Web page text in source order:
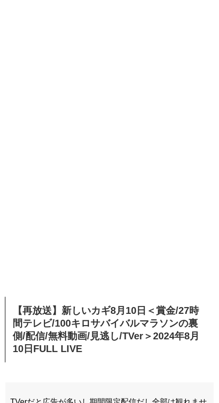
【再放送】新しいカギ8月10日＜賞金/27時
間テレビ/100キロサバイバルマラソンの裏
側/配信/無料動画/見逃し/TVer＞2024年8月
10日FULL LIVE